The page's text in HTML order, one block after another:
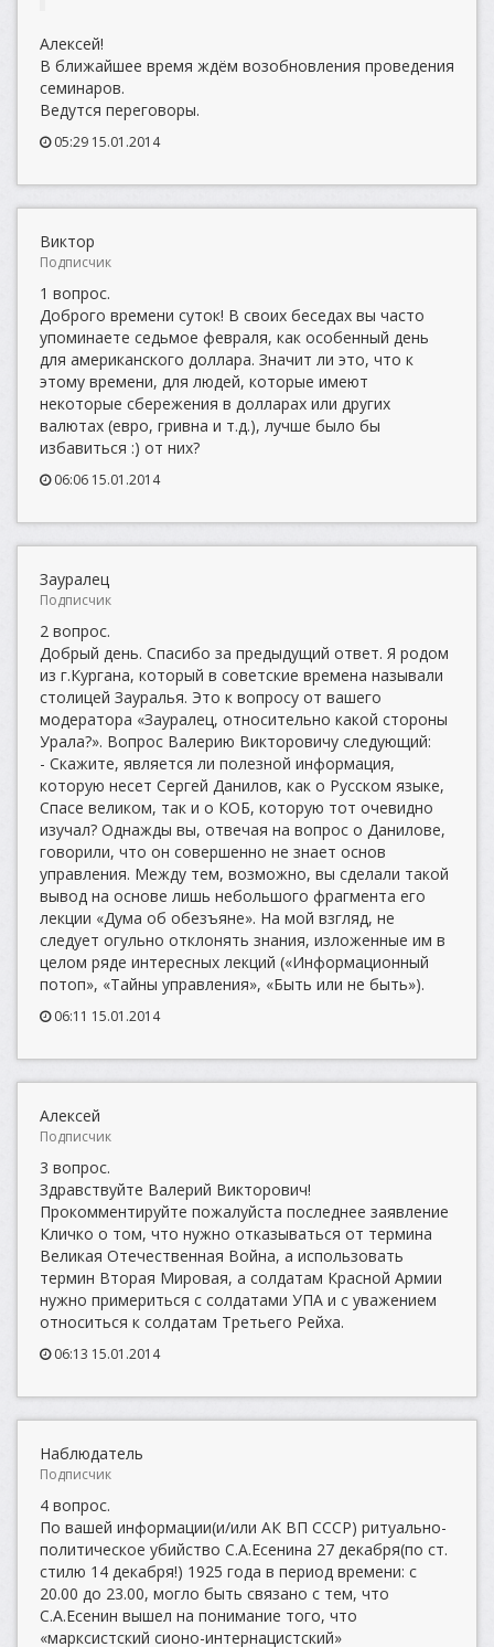
Алексей!
В ближайшее время ждём возобновления проведения
семинаров.
Ведутся переговоры.
05:29 15.01.2014
Виктор
Подписчик
1 вопрос.
Доброго времени суток! В своих беседах вы часто
упоминаете седьмое февраля, как особенный день
для американского доллара. Значит ли это, что к
этому времени, для людей, которые имеют
некоторые сбережения в долларах или других
валютах (евро, гривна и т.д.), лучше было бы
избавиться :) от них?
06:06 15.01.2014
Зауралец
Подписчик
2 вопрос.
Добрый день. Спасибо за предыдущий ответ. Я родом
из г.Кургана, который в советские времена называли
столицей Зауралья. Это к вопросу от вашего
модератора «Зауралец, относительно какой стороны
Урала?». Вопрос Валерию Викторовичу следующий:
- Скажите, является ли полезной информация,
которую несет Сергей Данилов, как о Русском языке,
Спасе великом, так и о КОБ, которую тот очевидно
изучал? Однажды вы, отвечая на вопрос о Данилове,
говорили, что он совершенно не знает основ
управления. Между тем, возможно, вы сделали такой
вывод на основе лишь небольшого фрагмента его
лекции «Дума об обезъяне». На мой взгляд, не
следует огульно отклонять знания, изложенные им в
целом ряде интересных лекций («Информационный
потоп», «Тайны управления», «Быть или не быть»).
06:11 15.01.2014
Алексей
Подписчик
3 вопрос.
Здравствуйте Валерий Викторович!
Прокомментируйте пожалуйста последнее заявление
Кличко о том, что нужно отказываться от термина
Великая Отечественная Война, а использовать
термин Вторая Мировая, а солдатам Красной Армии
нужно примериться с солдатами УПА и с уважением
относиться к солдатам Третьего Рейха.
06:13 15.01.2014
Наблюдатель
Подписчик
4 вопрос.
По вашей информации(и/или АК ВП СССР) ритуально-
политическое убийство С.А.Есенина 27 декабря(по ст.
стилю 14 декабря!) 1925 года в период времени: с
20.00 до 23.00, могло быть связано с тем, что
С.А.Есенин вышел на понимание того, что
«марксистский сионо-интернацистский»